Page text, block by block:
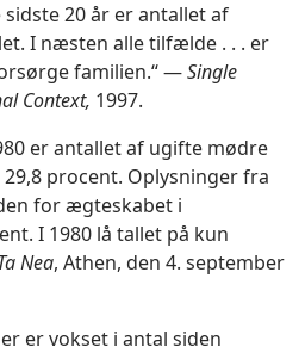
sidste 20 år er antallet af
I næsten alle tilfælde . . . er
familien.“ —Single
Context, 1997.
er antallet af ugifte mødre
procent. Oplysninger fra
for ægteskabet i
I 1980 lå tallet på kun
Nea, Athen, den 4. september
er vokset i antal siden